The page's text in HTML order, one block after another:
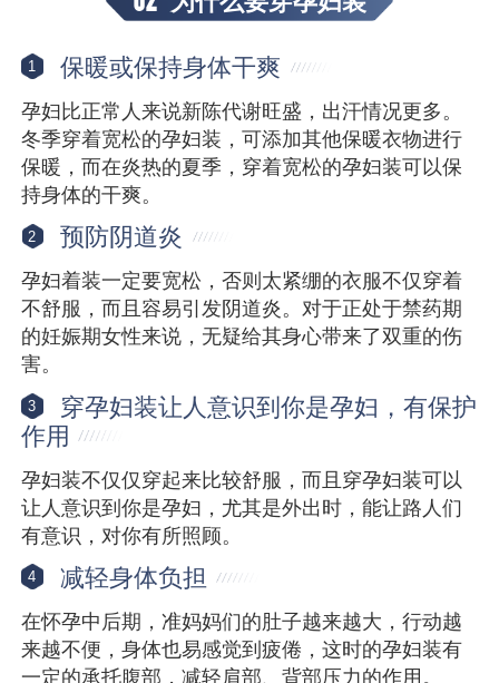
1 保暖或保持身体干爽
孕妇比正常人来说新陈代谢旺盛，出汗情况更多。
冬季穿着宽松的孕妇装，可添加其他保暖衣物进行
保暖，而在炎热的夏季，穿着宽松的孕妇装可以保
持身体的干爽。
2 预防阴道炎
孕妇着装一定要宽松，否则太紧绷的衣服不仅穿着
不舒服，而且容易引发阴道炎。对于正处于禁药期
的妊娠期女性来说，无疑给其身心带来了双重的伤
害。
3
穿孕妇装让人意识到你是孕妇，有保护
作用
孕妇装不仅仅穿起来比较舒服，而且穿孕妇装可以
让人意识到你是孕妇，尤其是外出时，能让路人们
有意识，对你有所照顾。
4 减轻身体负担
在怀孕中后期，准妈妈们的肚子越来越大，行动越
来越不便，身体也易感觉到疲倦，这时的孕妇装有
一定的承托腹部，减轻肩部、背部压力的作用。